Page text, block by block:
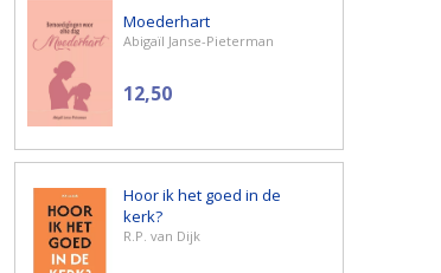
Moederhart
Abigaïl Janse-Pieterman
12,50
Hoor ik het goed in de
kerk?
R.P. van Dijk